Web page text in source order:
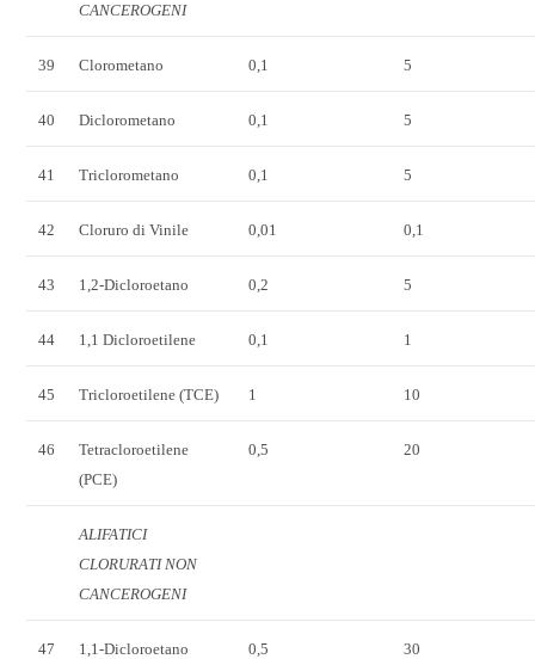
CANCEROGENI
39 Clorometano 0,1 5
40 Diclorometano 0,1 5
41 Triclorometano 0,1 5
42 Cloruro di Vinile 0,01 0,1
43 1,2-Dicloroetano 0,2 5
44 1,1 Dicloroetilene 0,1 1
45 Tricloroetilene (TCE) 1 10
46
Tetracloroetilene
(PCE)
0,5 20
ALIFATICI
CLORURATI NON
CANCEROGENI
47 1,1-Dicloroetano 0,5 30